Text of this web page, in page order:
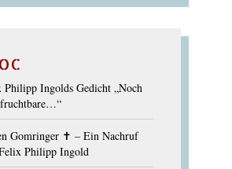
Philipp Ingolds Gedicht „Noch
Gomringer ✝︎ – Ein Nachruf
Philipp Ingold